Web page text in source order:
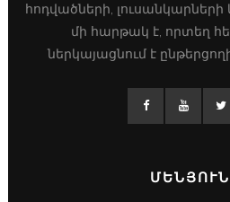
հոդվածների, լուսանկարների
մի հարթակ է, որտեղ
ներկայացնում է